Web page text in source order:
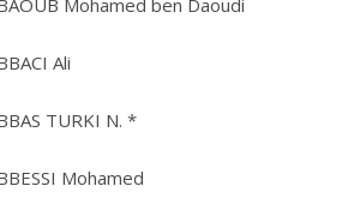
Ali
TURKI N. *
Mohamed